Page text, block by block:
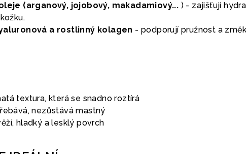
(arganový, jojobový, makadamiový... ) - zajišťují
a rostlinný kolagen - podporují pružnost a
textura, která se snadno roztírá
nezůstává mastný
hladký a lesklý povrch